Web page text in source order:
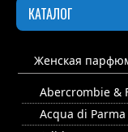
КАТАЛОГ
Женская
Abercrombie &
Acqua di Parma